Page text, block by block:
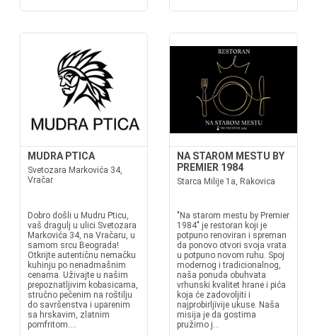
MUDRA PTICA
Svetozara Markovića 34,
Vračar
Dobro došli u Mudru Pticu,
vaš dragulj u ulici Svetozara
Markovića 34, na Vračaru, u
samom srcu Beograda!
Otkrijte autentičnu nemačku
kuhinju po nenadmašnim
cenama. Uživajte u našim
prepoznatljivim kobasicama,
stručno pečenim na roštilju
do savršenstva i uparenim
sa hrskavim, zlatnim
pomfritom....
NA STAROM MESTU BY
PREMIER 1984
Starca Milije 1a, Rakovica
"Na starom mestu by Premier
1984" je restoran koji je
potpuno renoviran i spreman
da ponovo otvori svoja vrata
u potpuno novom ruhu. Spoj
modernog i tradicionalnog,
naša ponuda obuhvata
vrhunski kvalitet hrane i pića
koja će zadovoljiti i
najprobirljivije ukuse. Naša
misija je da gostima
pružimo j...